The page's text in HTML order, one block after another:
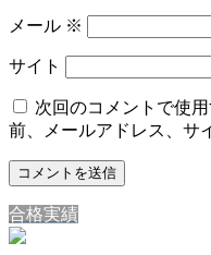
メール ※
サイト
次回のコメントで使
前、メールアドレス、サ
合格実績